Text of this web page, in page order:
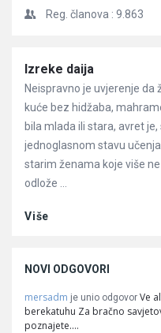
Reg. članova : 9.863
Članci
Izreke daija
Neispravno je uvjerenje
kuće bez hidžaba,
bila mlada ili stara, avret
jednoglasnom stavu
starim ženama koje više
odlože ...
Više
NOVI ODGOVORI
mersadm je unio odgovor Ve
berekatuhu Za bračno
poznajete.…